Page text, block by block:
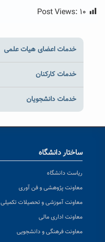
Post Views: ۱۰
خدمات اعضای هیات علمی
خدمات کارکنان
خدمات دانشجویان
ساختار دانشگاه
ریاست دانشگاه
معاونت پژوهشی و فن آوری
معاونت آموزشی و تحصیلات تکمیلی
معاونت اداری مالی
معاونت فرهنگی و دانشجویی